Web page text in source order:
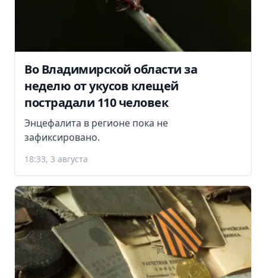
Во Владимирской области за
неделю от укусов клещей
пострадали 110 человек
Энцефалита в регионе пока не
зафиксировано.
18:33, 3 августа